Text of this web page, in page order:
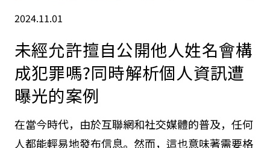
2024.11.01
未經允許擅自公開他人姓名會構
成犯罪嗎?同時解析個人資訊遭
曝光的案例
在當今時代，由於互聯網和社交媒體的普及，任何
人都能輕易地發布信息。然而，這也意味著需要格